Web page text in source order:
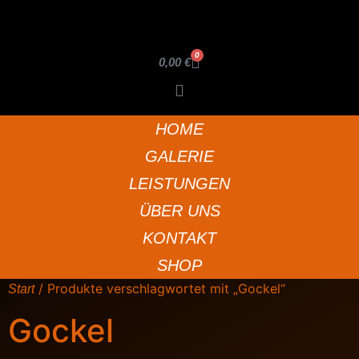
0,00 €
0
HOME
GALERIE
LEISTUNGEN
ÜBER UNS
KONTAKT
SHOP
Start/ Produkte verschlagwortet mit „Gockel“
Gockel